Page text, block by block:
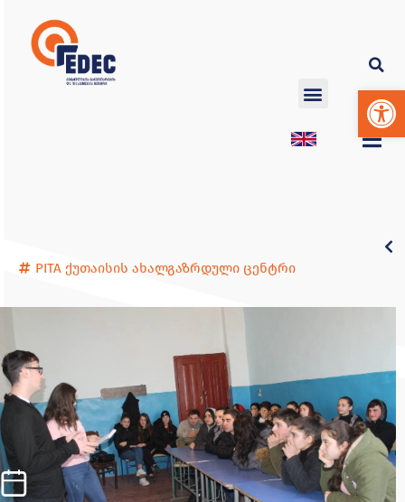
PITA ქუთაისის ახალგაზრდული ცენტრი